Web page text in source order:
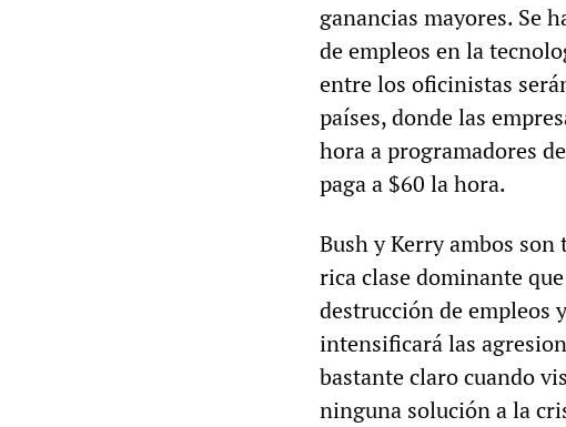
ganancias mayores. Se
de empleos en la
entre los oficinistas
países, donde las
hora a programadores
paga a $60 la hora.
Bush y Kerry ambos
rica clase dominante
destrucción de empleos
intensificará las
bastante claro cuando
ninguna solución a la